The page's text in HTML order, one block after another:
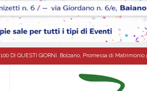
100 DI QUESTI GIORNI. Bolzano, Promessa di
Taurano, il Centro Estivo Comunale si chiude con una